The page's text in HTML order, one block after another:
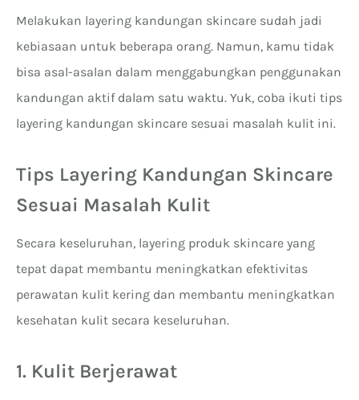
Melakukan layering kandungan skincare sudah jadi
kebiasaan untuk beberapa orang. Namun, kamu tidak
bisa asal-asalan dalam menggabungkan penggunakan
kandungan aktif dalam satu waktu. Yuk, coba ikuti tips
layering kandungan skincare sesuai masalah kulit ini.
Tips Layering Kandungan Skincare
Sesuai Masalah Kulit
Secara keseluruhan, layering produk skincare yang
tepat dapat membantu meningkatkan efektivitas
perawatan kulit kering dan membantu meningkatkan
kesehatan kulit secara keseluruhan.
1. Kulit Berjerawat